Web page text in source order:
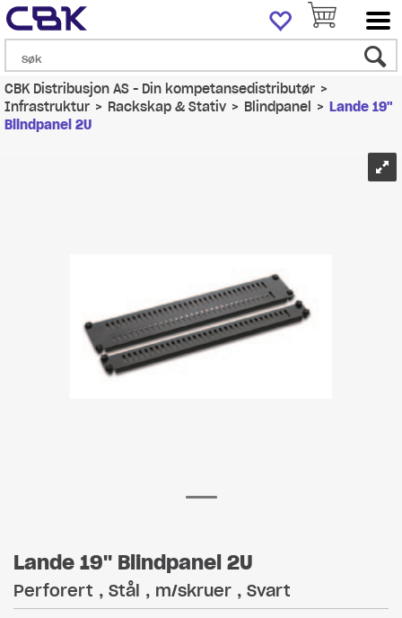
CBK Distribusjon AS - Din kompetansedistributør>
Infrastruktur>Rackskap & Stativ>Blindpanel >Lande 19"
Blindpanel 2U
Lande 19" Blindpanel 2U
Perforert , Stål , m/skruer , Svart